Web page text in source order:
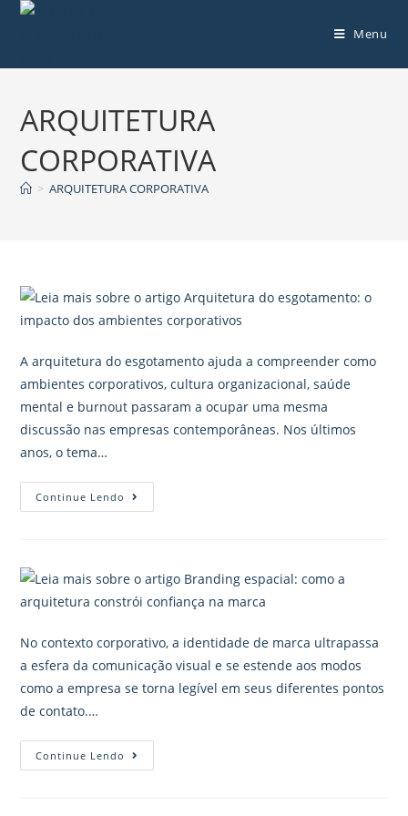
Menu
ARQUITETURA
CORPORATIVA
> ARQUITETURA CORPORATIVA
A arquitetura do esgotamento ajuda a compreender como
ambientes corporativos, cultura organizacional, saúde
mental e burnout passaram a ocupar uma mesma
discussão nas empresas contemporâneas. Nos últimos
anos, o tema…
Continue Lendo
No contexto corporativo, a identidade de marca ultrapassa
a esfera da comunicação visual e se estende aos modos
como a empresa se torna legível em seus diferentes pontos
de contato.…
Continue Lendo